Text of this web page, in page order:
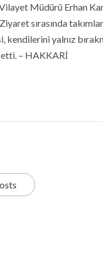
Müdürü Erhan
sırasında
kendilerini yalnız
etti. – HAKKARİ